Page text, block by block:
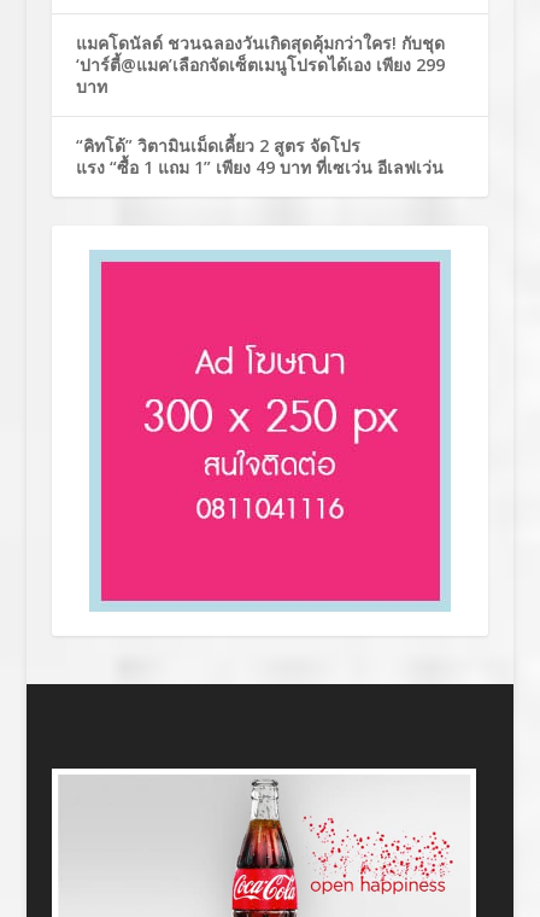
แมคโดนัลด์ ชวนฉลองวันเกิดสุดคุ้มกว่าใคร! กับชุด
‘ปาร์ตี้@แมค’เลือกจัดเซ็ตเมนูโปรดได้เอง เพียง 299
บาท
“คิทโด้” วิตามินเม็ดเคี้ยว 2 สูตร จัดโปร
แรง “ซื้อ 1 แถม 1” เพียง 49 บาท ที่เซเว่น อีเลฟเว่น